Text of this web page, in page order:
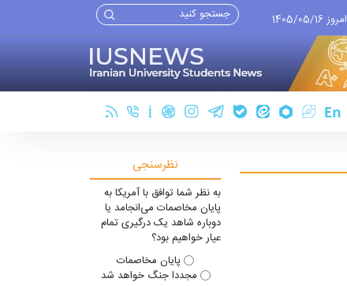
امروز 1405/05/16
نظرسنجی
به نظر شما توافق با آمریکا به
پایان مخاصمات می‌انجامد یا
دوباره شاهد یک درگیری تمام
عیار خواهیم بود؟
پایان مخاصمات
مجددا جنگ خواهد شد